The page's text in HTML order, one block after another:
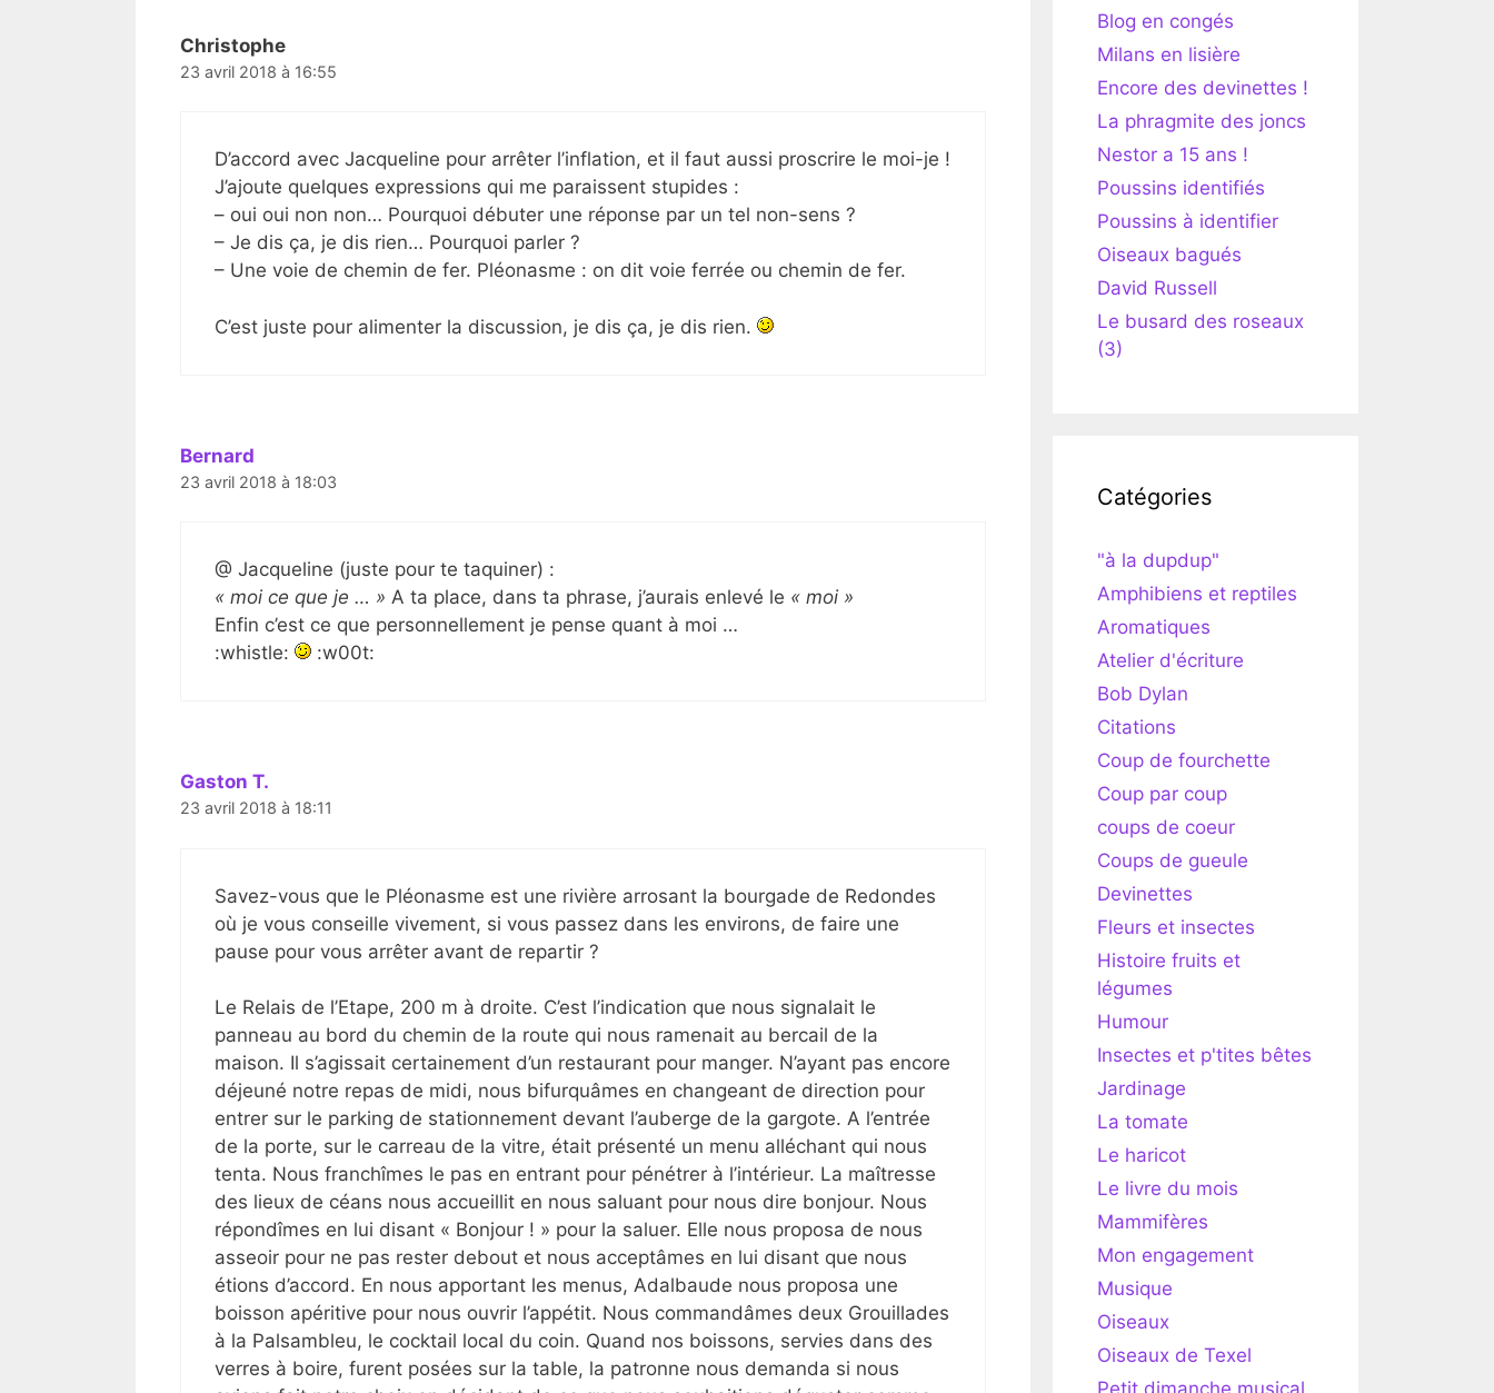
Christophe
23 avril 2018 à 16:55
D’accord avec Jacqueline pour arrêter l’inflation, et il faut aussi proscrire le moi-je !
J’ajoute quelques expressions qui me paraissent stupides :
– oui oui non non… Pourquoi débuter une réponse par un tel non-sens ?
– Je dis ça, je dis rien… Pourquoi parler ?
– Une voie de chemin de fer. Pléonasme : on dit voie ferrée ou chemin de fer.
C’est juste pour alimenter la discussion, je dis ça, je dis rien.
Bernard
23 avril 2018 à 18:03
@ Jacqueline (juste pour te taquiner) :
« moi ce que je … » A ta place, dans ta phrase, j’aurais enlevé le « moi »
Enfin c’est ce que personnellement je pense quant à moi …
:whistle:
:w00t:
Gaston T.
23 avril 2018 à 18:11
Savez-vous que le Pléonasme est une rivière arrosant la bourgade de Redondes
où je vous conseille vivement, si vous passez dans les environs, de faire une
pause pour vous arrêter avant de repartir ?
Le Relais de l’Etape, 200 m à droite. C’est l’indication que nous signalait le
panneau au bord du chemin de la route qui nous ramenait au bercail de la
maison. Il s’agissait certainement d’un restaurant pour manger. N’ayant pas encore
déjeuné notre repas de midi, nous bifurquâmes en changeant de direction pour
entrer sur le parking de stationnement devant l’auberge de la gargote. A l’entrée
de la porte, sur le carreau de la vitre, était présenté un menu alléchant qui nous
tenta. Nous franchîmes le pas en entrant pour pénétrer à l’intérieur. La maîtresse
des lieux de céans nous accueillit en nous saluant pour nous dire bonjour. Nous
répondîmes en lui disant « Bonjour ! » pour la saluer. Elle nous proposa de nous
asseoir pour ne pas rester debout et nous acceptâmes en lui disant que nous
étions d’accord. En nous apportant les menus, Adalbaude nous proposa une
boisson apéritive pour nous ouvrir l’appétit. Nous commandâmes deux Grouillades
à la Palsambleu, le cocktail local du coin. Quand nos boissons, servies dans des
verres à boire, furent posées sur la table, la patronne nous demanda si nous
Blog en congés
Milans en lisière
Encore des devinettes !
La phragmite des joncs
Nestor a 15 ans !
Poussins identifiés
Poussins à identifier
Oiseaux bagués
David Russell
Le busard des roseaux
(3)
Catégories
"à la dupdup"
Amphibiens et reptiles
Aromatiques
Atelier d'écriture
Bob Dylan
Citations
Coup de fourchette
Coup par coup
coups de coeur
Coups de gueule
Devinettes
Fleurs et insectes
Histoire fruits et
légumes
Humour
Insectes et p'tites bêtes
Jardinage
La tomate
Le haricot
Le livre du mois
Mammifères
Mon engagement
Musique
Oiseaux
Oiseaux de Texel
Petit dimanche musical